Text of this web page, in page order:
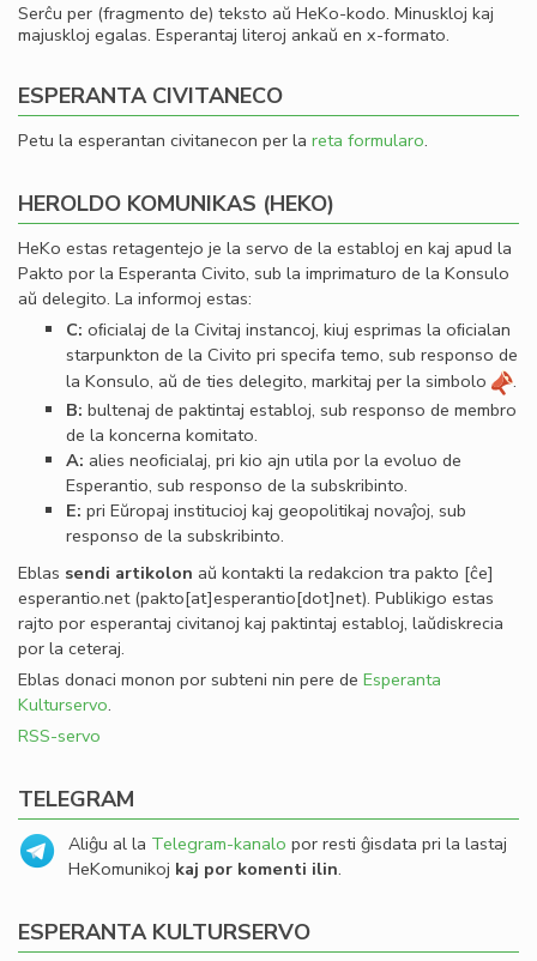
Serĉu per (fragmento de) teksto aŭ HeKo-kodo. Minuskloj kaj
majuskloj egalas. Esperantaj literoj ankaŭ en x-formato.
ESPERANTA CIVITANECO
Petu la esperantan civitanecon per la reta formularo.
HEROLDO KOMUNIKAS (HEKO)
HeKo estas retagentejo je la servo de la establoj en kaj apud la
Pakto por la Esperanta Civito, sub la imprimaturo de la Konsulo
aŭ delegito. La informoj estas:
C: oﬁcialaj de la Civitaj instancoj, kiuj esprimas la oﬁcialan
starpunkton de la Civito pri specifa temo, sub responso de
la Konsulo, aŭ de ties delegito, markitaj per la simbolo
.
B: bultenaj de paktintaj establoj, sub responso de membro
de la koncerna komitato.
A: alies neoﬁcialaj, pri kio ajn utila por la evoluo de
Esperantio, sub responso de la subskribinto.
E: pri Eŭropaj institucioj kaj geopolitikaj novaĵoj, sub
responso de la subskribinto.
Eblas sendi artikolon aŭ kontakti la redakcion tra pakto [ĉe]
esperantio.net(pakto[at]esperantio[dot]net). Publikigo estas
rajto por esperantaj civitanoj kaj paktintaj establoj, laŭdiskrecia
por la ceteraj.
Eblas donaci monon por subteni nin pere de Esperanta
Kulturservo.
RSS-servo
TELEGRAM
Aliĝu al la Telegram-kanalo por resti ĝisdata pri la lastaj
HeKomunikoj kaj por komenti ilin.
ESPERANTA KULTURSERVO